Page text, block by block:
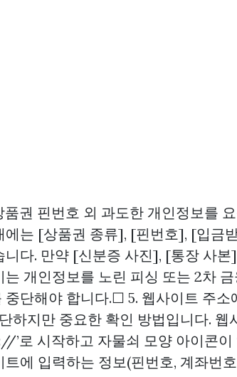
권 핀번호 외 과도한 개인정보를
에는 [상품권 종류], [핀번호], [입금
니다. 만약 [신분증 사진], [통장 사
는 개인정보를 노린 피싱 또는 2차
중단해야 합니다.☐ 5. 웹사이트 주
하지만 중요한 확인 방법입니다.
’로 시작하고 자물쇠 모양 아이콘
트에 입력하는 정보(핀번호, 계좌번